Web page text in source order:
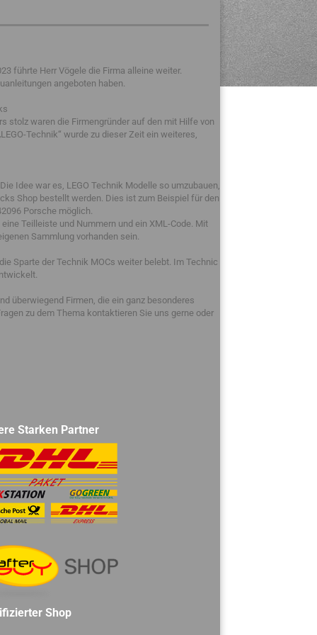
führte Herr Vögele die Firma alleine weiter.
angeboten haben.
stolz waren die Firmengründer auf den mit Hilfe von
Technik“ wurde zu dieser Zeit ein weiteres,
Idee war es, LEGO Technik Modelle so umzubauen,
Shop bestellt werden. Dies ist zum Beispiel für den
Porsche möglich.
Teilleiste und Nummern und ein XML-Code. Mit
Sammlung vorhanden sein.
Sparte der Technik MOCs weiter belebt. Im Technic
überwiegend Firmen, die ein ganz besonderes
zu dem Thema kontaktieren Sie uns gerne oder
Starken Partner
Shop